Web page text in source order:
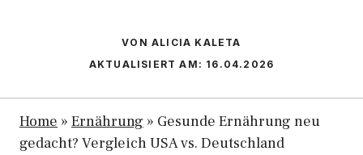
VON ALICIA KALETA
AKTUALISIERT AM: 16.04.2026
Home » Ernährung » Gesunde Ernährung neu
gedacht? Vergleich USA vs. Deutschland